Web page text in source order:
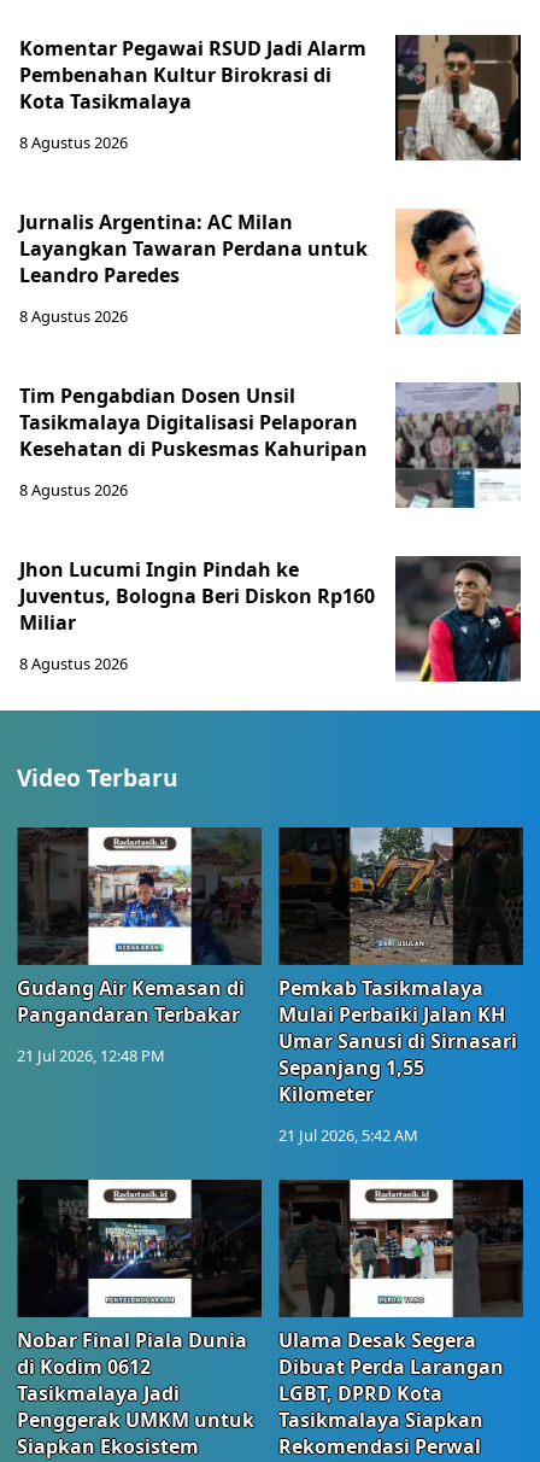
Komentar Pegawai RSUD Jadi Alarm
Pembenahan Kultur Birokrasi di
Kota Tasikmalaya
8 Agustus 2026
Jurnalis Argentina: AC Milan
Layangkan Tawaran Perdana untuk
Leandro Paredes
8 Agustus 2026
Tim Pengabdian Dosen Unsil
Tasikmalaya Digitalisasi Pelaporan
Kesehatan di Puskesmas Kahuripan
8 Agustus 2026
Jhon Lucumi Ingin Pindah ke
Juventus, Bologna Beri Diskon Rp160
Miliar
8 Agustus 2026
Video Terbaru
Gudang Air Kemasan di
Pangandaran Terbakar
21 Jul 2026, 12:48 PM
Pemkab Tasikmalaya
Mulai Perbaiki Jalan KH
Umar Sanusi di Sirnasari
Sepanjang 1,55
Kilometer
21 Jul 2026, 5:42 AM
Nobar Final Piala Dunia
di Kodim 0612
Tasikmalaya Jadi
Penggerak UMKM untuk
Siapkan Ekosistem
Ulama Desak Segera
Dibuat Perda Larangan
LGBT, DPRD Kota
Tasikmalaya Siapkan
Rekomendasi Perwal